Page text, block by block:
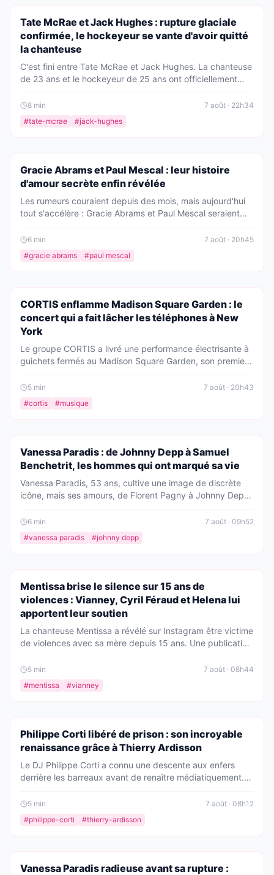
PEOPLE
Tate McRae et Jack Hughes : rupture glaciale
confirmée, le hockeyeur se vante d'avoir quitté
la chanteuse
C'est fini entre Tate McRae et Jack Hughes. La chanteuse
de 23 ans et le hockeyeur de 25 ans ont officiellement
Le joueur de la NHL se serait vanté auprès de ses proches
d'avoir pris les devants.
8 min
7 août · 22h34
#tate-mcrae #jack-hughes
PEOPLE
Gracie Abrams et Paul Mescal : leur histoire
d'amour secrète enfin révélée
Les rumeurs couraient depuis des mois, mais aujourd'hui
tout s'accélère : Gracie Abrams et Paul Mescal seraient
vibrer Hollywood et la planète pop.
6 min
7 août · 20h45
#gracie abrams #paul mescal
PEOPLE
CORTIS enflamme Madison Square Garden : le
concert qui a fait lâcher les téléphones à New
York
Le groupe CORTIS a livré une performance électrisante à
guichets fermés au Madison Square Garden, son premier
déconnexion, moments de grâce et setlist impeccable,
retour sur une soirée qui restera dans les annales du rock.
5 min
7 août · 20h43
#cortis #musique
PEOPLE
Vanessa Paradis : de Johnny Depp à Samuel
Benchetrit, les hommes qui ont marqué sa vie
Vanessa Paradis, 53 ans, cultive une image de discrète
icône, mais ses amours, de Florent Pagny à Johnny Depp,
rupture apaisée avec Samuel Benchetrit, chaque histoire
prend une résonance nouvelle dans la trajectoire intime de
l'artiste.
6 min
7 août · 09h52
#vanessa paradis #johnny depp
PEOPLE
Mentissa brise le silence sur 15 ans de
violences : Vianney, Cyril Féraud et Helena lui
apportent leur soutien
La chanteuse Mentissa a révélé sur Instagram être victime
de violences avec sa mère depuis 15 ans. Une publication
rapidement la soutenir.
5 min
7 août · 08h44
#mentissa #vianney
PEOPLE
Philippe Corti libéré de prison : son incroyable
renaissance grâce à Thierry Ardisson
Le DJ Philippe Corti a connu une descente aux enfers
derrière les barreaux avant de renaître médiatiquement.
Thierry Ardisson a été son ange gardien, lui offrant une
seconde chance que personne n'aurait osé parier.
5 min
7 août · 08h12
#philippe-corti #thierry-ardisson
PEOPLE
Vanessa Paradis radieuse avant sa rupture :